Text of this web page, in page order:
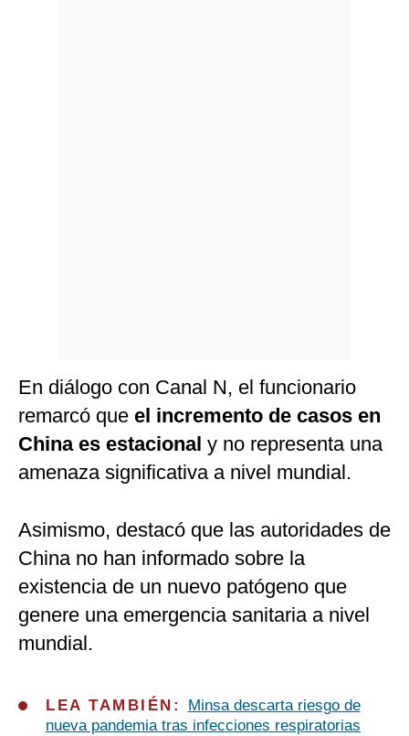
En diálogo con Canal N, el funcionario
remarcó que el incremento de casos en
China es estacional y no representa una
amenaza significativa a nivel mundial.
Asimismo, destacó que las autoridades de
China no han informado sobre la
existencia de un nuevo patógeno que
genere una emergencia sanitaria a nivel
mundial.
LEA TAMBIÉN:
Minsa descarta riesgo de
nueva pandemia tras infecciones respiratorias